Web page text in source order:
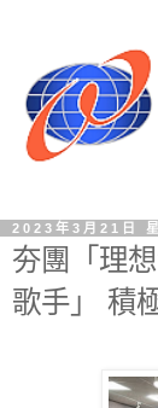
2023年3月21日
夯團「理
歌手」 積